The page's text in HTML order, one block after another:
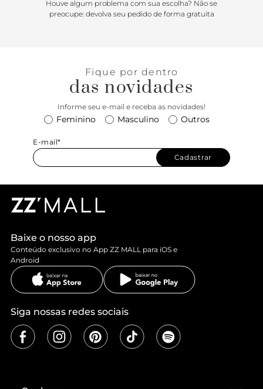
Houve algum problema com sua escolha? Não se
preocupe: devolva seu pedido de forma gratuita
Fique por dentro
das novidades
Informe seu e-mail e receba as novidades!
Feminino Masculino Outros
E-mail*
Cadastrar
Baixe o nosso app
Conteúdo exclusivo no App ZZ MALL para iOS e
Android
Siga nossas redes sociais